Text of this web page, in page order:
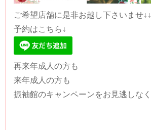
ご希望店舗に是非お越し下さいませ↓↓
予約はこちら↓
再来年成人の方も
来年成人の方も
振袖館のキャンペーンをお見逃しなく